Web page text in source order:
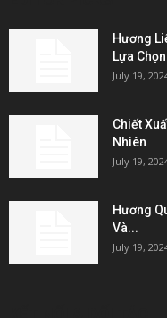
Hương
Lựa
July 19,
Chiết
Nhiên
July 19,
Hương
Và...
July 19,